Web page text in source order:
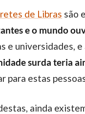
de Libras são
e o mundo
e universidades,
surda teria
para estas
destas, ainda